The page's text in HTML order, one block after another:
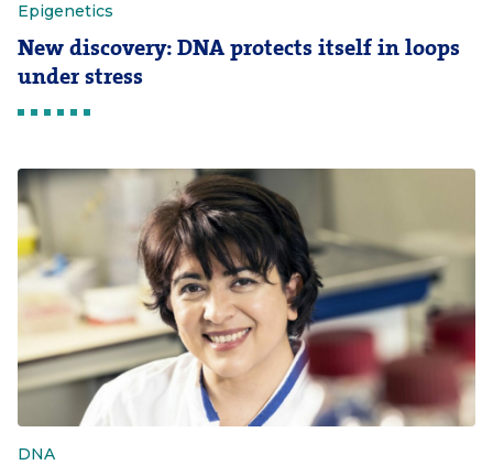
Epigenetics
New discovery: DNA protects itself in loops
under stress
DNA